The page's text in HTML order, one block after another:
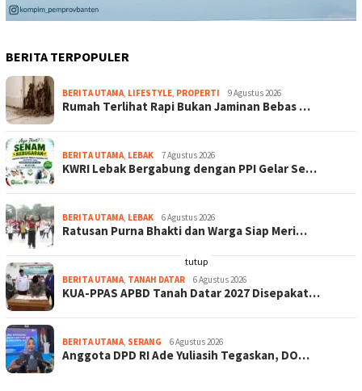
BERITA TERPOPULER
BERITA UTAMA, LIFESTYLE, PROPERTI 9 Agustus 2026
Rumah Terlihat Rapi Bukan Jaminan Bebas …
BERITA UTAMA, LEBAK 7 Agustus 2026
KWRI Lebak Bergabung dengan PPI Gelar Se…
BERITA UTAMA, LEBAK 6 Agustus 2026
Ratusan Purna Bhakti dan Warga Siap Meri…
BERITA UTAMA, TANAH DATAR 6 Agustus 2026
KUA-PPAS APBD Tanah Datar 2027 Disepakat…
BERITA UTAMA, SERANG 6 Agustus 2026
Anggota DPD RI Ade Yuliasih Tegaskan, DO…
tutup